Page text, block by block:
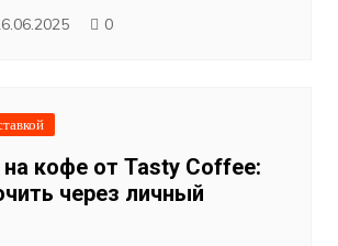
0
кофе от Tasty Coffee:
через личный